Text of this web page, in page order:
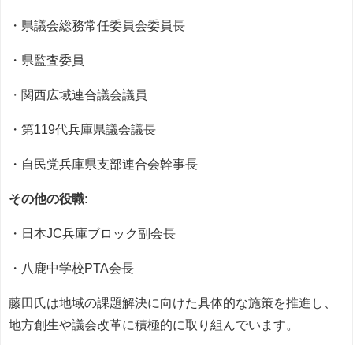
・県議会総務常任委員会委員長
・県監査委員
・関西広域連合議会議員
・第119代兵庫県議会議長
・自民党兵庫県支部連合会幹事長
その他の役職:
・日本JC兵庫ブロック副会長
・八鹿中学校PTA会長
藤田氏は地域の課題解決に向けた具体的な施策を推進し、
地方創生や議会改革に積極的に取り組んでいます。